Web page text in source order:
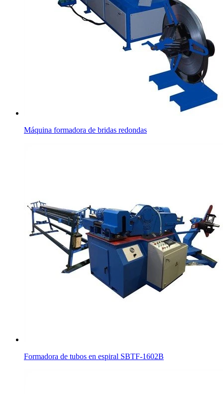
Máquina formadora de bridas redondas
Formadora de tubos en espiral SBTF-1602B